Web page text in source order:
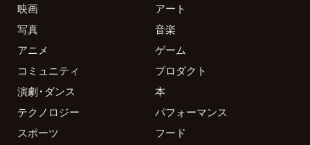
映画
アート
写真
音楽
アニメ
ゲーム
コミュニティ
プロダクト
演劇・ダンス
本
テクノロジー
パフォーマンス
スポーツ
フード